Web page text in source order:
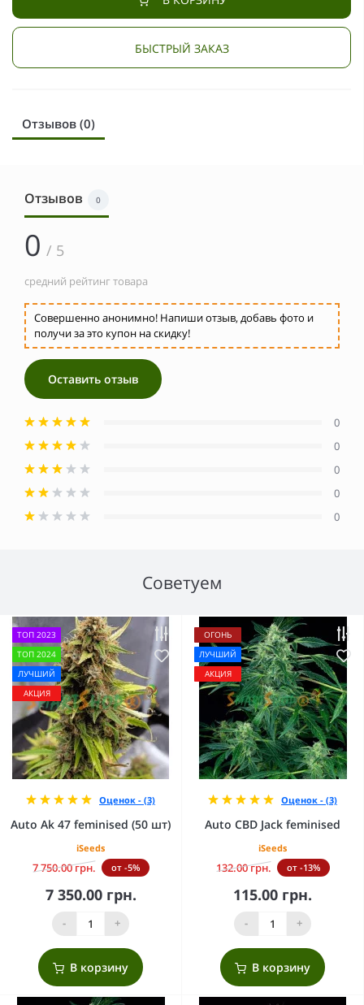
БЫСТРЫЙ ЗАКАЗ
Отзывов (0)
Отзывов 0
0 / 5
средний рейтинг товара
Совершенно анонимно! Напиши отзыв, добавь фото и
получи за это купон на скидку!
Оставить отзыв
0
0
0
0
0
Советуем
ТОП 2023
ТОП 2024
ЛУЧШИЙ
АКЦИЯ
Оценок - (3)
Auto Ak 47 feminised (50 шт)
iSeeds
7 750.00 грн. от -5%
7 350.00 грн.
- +
В корзину
ОГОНЬ
ЛУЧШИЙ
АКЦИЯ
Оценок - (3)
Auto CBD Jack feminised
iSeeds
132.00 грн. от -13%
115.00 грн.
- +
В корзину